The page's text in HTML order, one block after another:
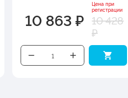
10 863 ₽
Цена при
регистрации
10 428
₽